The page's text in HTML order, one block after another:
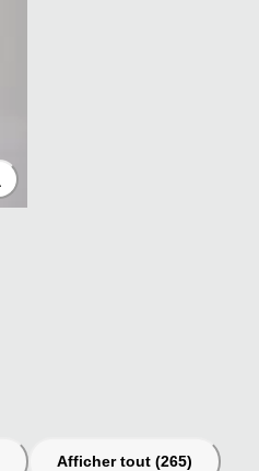
Afficher tout (265)